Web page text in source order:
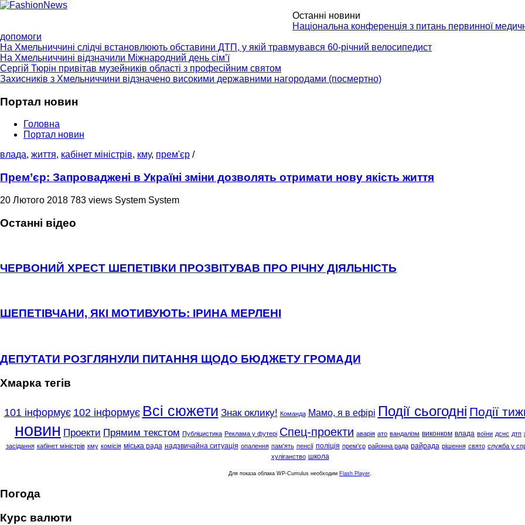
Останні новини
Національна конференція з питань первинної
допомоги
На Хмельниччині слідчі встановлюють обставини ДТП, у якій травмувався 60-річний велосипедист
На Хмельниччині відзначили Міжнародний день сім’ї
Сергій Тюрін привітав музейників області з професійним святом
Захисників з Хмельниччини відзначено високими державними нагородами (посмертно)
Портал новин
Головна
Портал новин
влада, життя, кабінет міністрів, кму, прем'єр /
Прем’єр: Запроваджені в Україні зміни дозволять отримати нову якість життя
20 Лютого 2018 783 views System System
Останні відео
ЧЕРВОНИЙ ХРЕСТ ШЕПЕТІВКИ ПРОЗВІТУВАВ ПРО РІЧНУ ДІЯЛЬНІСТЬ
ШЕПЕТІВЧАНИ, ЯКІ МОТИВУЮТЬ: ІРИНА МЕРЛЕНІ
ДЕПУТАТИ РОЗГЛЯНУЛИ ПИТАННЯ ЩОДО БЮДЖЕТУ ГРОМАДИ
Хмарка тегів
101 інформує 102 інформує Всі сюжети Знак оклику! Команда Мамо, я в ефірі Події сьогодні Події
новин Проекти Прямим текстом Публіцистика Реклама у футері Спец-проекти аварія ато вандалізм виконком влада воїни дснс дтп
засідання кабінет міністрів кму комісія міська рада надзвичайна ситуація опалення пам'ять пенсії поліція прем'єр районна рада райрада рішення свято служба у
хуліганство школа
Для показа облака WP-Cumulus необходим Flash Player.
Погода
Курс валюти